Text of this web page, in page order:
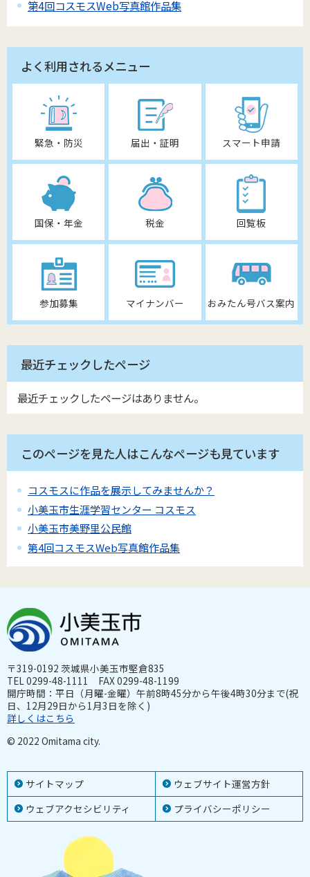
第4回コスモスWeb写真館作品集
よく利用されるメニュー
緊急・防災 届出・証明 スマート申請
国保・年金 税金 回覧板
参加募集 マイナンバー おみたん号バス案内
最近チェックしたページ
最近チェックしたページはありません。
このページを見た人はこんなページも見ています
コスモスに作品を展示してみませんか？
小美玉市生涯学習センター コスモス
小美玉市美野里公民館
第4回コスモスWeb写真館作品集
サイトマップ
ウェブサイト運営方針
ウェブアクセシビリティ
プライバシーポリシー
〒319-0192 茨城県小美玉市堅倉835
TEL 0299-48-1111 FAX 0299-48-1199
開庁時間：平日（月曜-金曜）午前8時45分から午後4時30分まで(祝
日、12月29日から1月3日を除く)
詳しくはこちら
© 2022 Omitama city.